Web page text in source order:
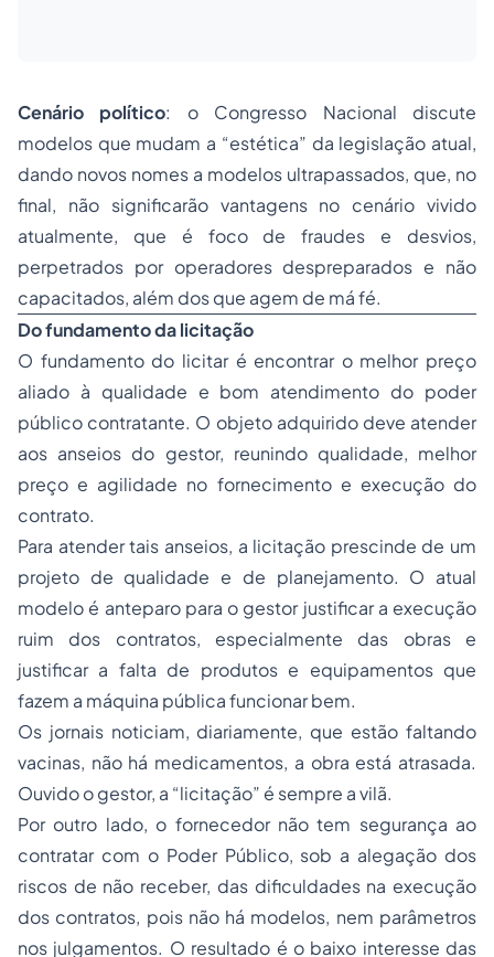
Cenário político: o Congresso Nacional discute
modelos que mudam a “estética” da legislação atual,
dando novos nomes a modelos ultrapassados, que, no
final, não significarão vantagens no cenário vivido
atualmente, que é foco de fraudes e desvios,
perpetrados por operadores despreparados e não
capacitados, além dos que agem de má fé.
Do fundamento da licitação
O fundamento do licitar é encontrar o melhor preço
aliado à qualidade e bom atendimento do poder
público contratante. O objeto adquirido deve atender
aos anseios do gestor, reunindo qualidade, melhor
preço e agilidade no fornecimento e execução do
contrato.
Para atender tais anseios, a licitação prescinde de um
projeto de qualidade e de planejamento. O atual
modelo é anteparo para o gestor justificar a execução
ruim dos contratos, especialmente das obras e
justificar a falta de produtos e equipamentos que
fazem a máquina pública funcionar bem.
Os jornais noticiam, diariamente, que estão faltando
vacinas, não há medicamentos, a obra está atrasada.
Ouvido o gestor, a “licitação” é sempre a vilã.
Por outro lado, o fornecedor não tem segurança ao
contratar com o Poder Público, sob a alegação dos
riscos de não receber, das dificuldades na execução
dos contratos, pois não há modelos, nem parâmetros
nos julgamentos. O resultado é o baixo interesse das